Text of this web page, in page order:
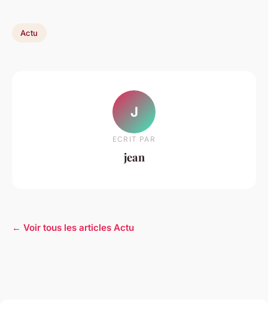
Actu
J
ECRIT PAR
jean
← Voir tous les articles Actu